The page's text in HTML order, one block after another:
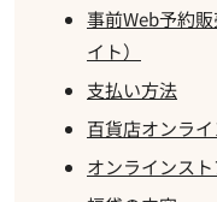
事前Web予約
イト）
支払い方法
百貨店オンラ
オンラインス